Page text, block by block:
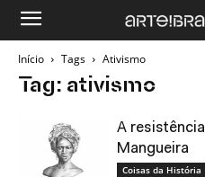
Início Tags Ativismo
Tag: ativismo
A
Mangueira
Coisas da História